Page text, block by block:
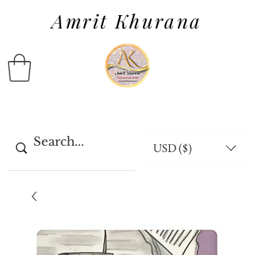
Amrit Khurana
USD ($)